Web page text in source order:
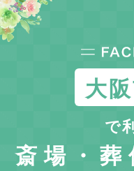
大
で
斎場・